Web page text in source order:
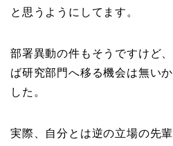
と思うようにしてます。
部署異動の件もそうですけど
ば研究部門へ移る機会は無い
した。
実際、自分とは逆の立場の先